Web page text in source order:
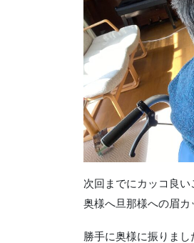
次回までにカッコ良い
奥様へ旦那様への眉カ
勝手に奥様に振りまし